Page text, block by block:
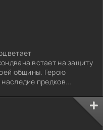
встает на защиту
общины. Герою
предков...